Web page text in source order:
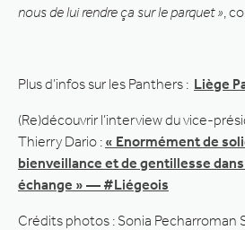
nous de lui rendre ça sur le parquet » ,
Plus d’infos sur les Panthers : Liège
(Re)découvrir l’interview du vice-
Thierry Dario : « Enormément de
bienveillance et de gentillesse
échange » — #Liégeois
Crédits photos : Sonia Pecharroman